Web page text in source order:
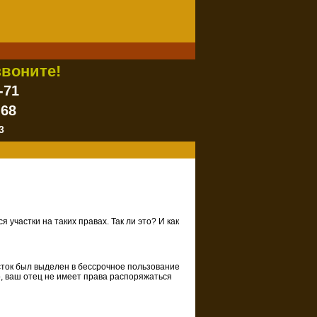
71
на таких правах. Так ли это? И как
был выделен в бессрочное пользование
ваш отец не имеет права распоряжаться